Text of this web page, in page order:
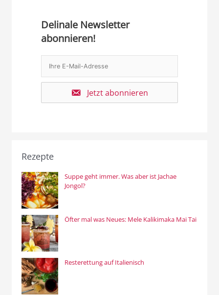
Delinale Newsletter
abonnieren!
Jetzt abonnieren
Rezepte
Suppe geht immer. Was aber ist Jachae
Jongol?
Öfter mal was Neues: Mele Kalikimaka Mai Tai
Resterettung auf Italienisch